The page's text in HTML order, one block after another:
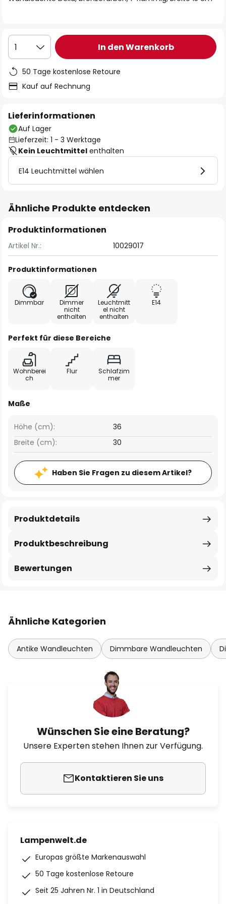
1 In den Warenkorb
50 Tage kostenlose Retoure
Kauf auf Rechnung
Lieferinformationen
Auf Lager
Lieferzeit: 1 - 3 Werktage
Kein Leuchtmittel enthalten
E14 Leuchtmittel wählen
Ähnliche Produkte entdecken
Produktinformationen
Artikel Nr.: 10029017
Produktinformationen
Dimmbar
Dimmer
nicht
enthalten
Leuchtmitt
el nicht
enthalten
E14
Perfekt für diese Bereiche
Wohnberei
ch
Flur
Schlafzim
mer
Maße
Breite (cm): 30
Höhe (cm): 36
Haben Sie Fragen zu diesem Artikel?
Produktbeschreibung
Produktdetails
Bewertungen
Ähnliche Kategorien
Antike Wandleuchten Dimmbare Wandleuchten
Wünschen Sie eine Beratung?
Unsere Experten stehen Ihnen zur Verfügung.
Kontaktieren Sie uns
Lampenwelt.de
Europas größte Markenauswahl
50 Tage kostenlose Retoure
Seit 25 Jahren Nr. 1 in Deutschland